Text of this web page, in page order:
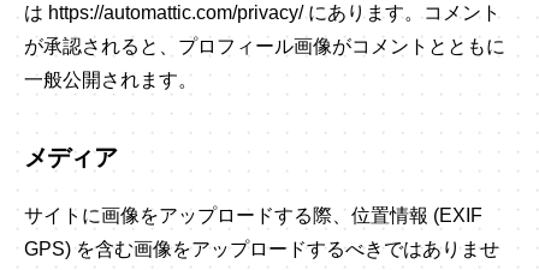
は https://automattic.com/privacy/ にあります。コメント
が承認されると、プロフィール画像がコメントとともに
一般公開されます。
メディア
サイトに画像をアップロードする際、位置情報 (EXIF
GPS) を含む画像をアップロードするべきではありませ